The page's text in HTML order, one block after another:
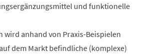
und funktionelle
wird anhand von Praxis-Beispielen
dem Markt befindliche (komplexe)